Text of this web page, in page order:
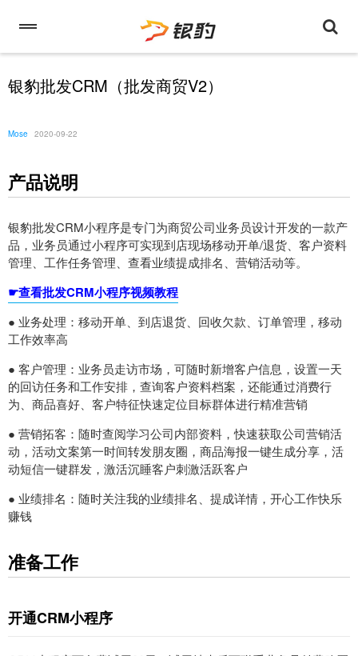
银豹批发CRM（批发商贸V2）
Mose 2020-09-22
产品说明
银豹批发CRM小程序是专门为商贸公司业务员设计开发的一款产
品，业务员通过小程序可实现到店现场移动开单/退货、客户资料
管理、工作任务管理、查看业绩提成排名、营销活动等。
☛查看批发CRM小程序视频教程
● 业务处理：移动开单、到店退货、回收欠款、订单管理，移动
工作效率高
● 客户管理：业务员走访市场，可随时新增客户信息，设置一天
的回访任务和工作安排，查询客户资料档案，还能通过消费行
为、商品喜好、客户特征快速定位目标群体进行精准营销
● 营销拓客：随时查阅学习公司内部资料，快速获取公司营销活
动，活动文案第一时间转发朋友圈，商品海报一键生成分享，活
动短信一键群发，激活沉睡客户刺激活跃客户
● 业绩排名：随时关注我的业绩排名、提成详情，开心工作快乐
赚钱
准备工作
开通CRM小程序